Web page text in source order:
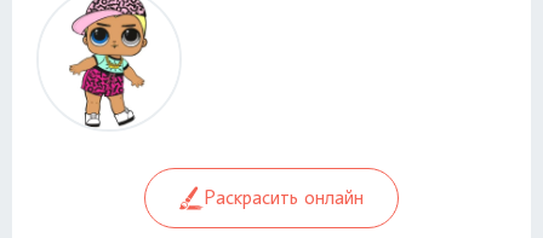
Раскрасить онлайн